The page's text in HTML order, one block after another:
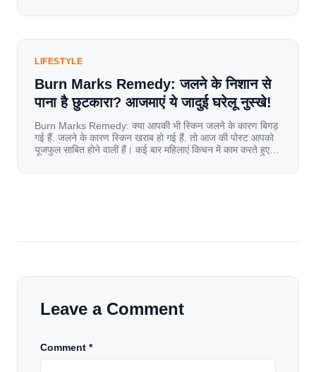
यूज़र्स का जबरदस्त रिस्पॉन्स लॉन्च के तुरंत […]
LIFESTYLE
Burn Marks Remedy: जलने के निशान से
पाना है छुटकारा? आजमाएं ये जादुई घरेलू नुस्खे!
Burn Marks Remedy: क्या आपकी भी स्किन जलने के कारण बिगड़
गई हैं. जलने के कारण स्किन खराब हो गई हैं. तो आज की पोस्ट आपको
यूजफुल साबित होने वाली हैं। कई बार महिलाएं किचन में काम करते हुए
[…]
Leave a Comment
Comment *